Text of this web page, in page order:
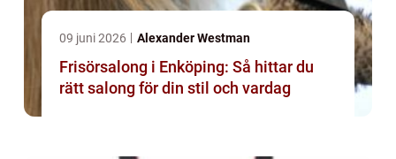
09 juni 2026 Alexander Westman
Frisörsalong i Enköping: Så hittar du
rätt salong för din stil och vardag